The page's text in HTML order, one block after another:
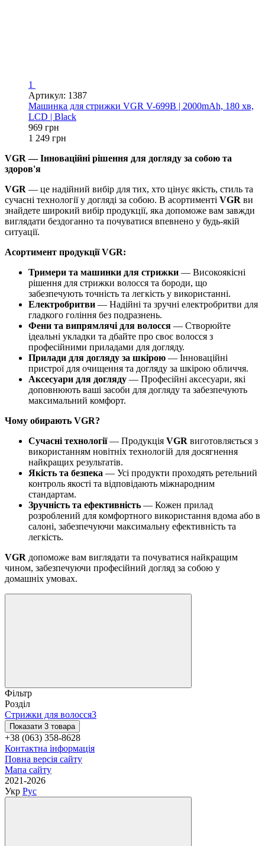
1
Артикул: 1387
Машинка для стрижки VGR V-699B | 2000mAh, 180 хв,
LCD | Black
969 грн
1 249 грн
VGR — Інноваційні рішення для догляду за собою та
здоров'я
VGR — це надійний вибір для тих, хто цінує якість, стиль та
сучасні технології у догляді за собою. В асортименті VGR ви
знайдете широкий вибір продукції, яка допоможе вам завжди
виглядати бездоганно та почуватися впевнено у будь-якій
ситуації.
Асортимент продукції VGR:
Тримери та машинки для стрижки — Високоякісні
рішення для стрижки волосся та бороди, що
забезпечують точність та легкість у використанні.
Електробритви — Надійні та зручні електробритви для
гладкого гоління без подразнень.
Фени та випрямлячі для волосся — Створюйте
ідеальні укладки та дбайте про своє волосся з
професійними приладами для догляду.
Прилади для догляду за шкірою — Інноваційні
пристрої для очищення та догляду за шкірою обличчя.
Аксесуари для догляду — Професійні аксесуари, які
доповнюють ваші засоби для догляду та забезпечують
максимальний комфорт.
Чому обирають VGR?
Сучасні технології— Продукція VGR виготовляється з
використанням новітніх технологій для досягнення
найкращих результатів.
Якість та безпека — Усі продукти проходять ретельний
контроль якості та відповідають міжнародним
стандартам.
Зручність та ефективність — Кожен прилад
розроблений для комфортного використання вдома або в
салоні, забезпечуючи максимальну ефективність та
легкість.
VGR допоможе вам виглядати та почуватися найкращим
чином, забезпечуючи професійний догляд за собою у
домашніх умовах.
Фільтр
Розділ
Стрижки для волосся3
Показати 3 товара
+38 (063) 358-8628
Контактна інформація
Повна версія сайту
Мапа сайту
2021-2026
Укр Рус